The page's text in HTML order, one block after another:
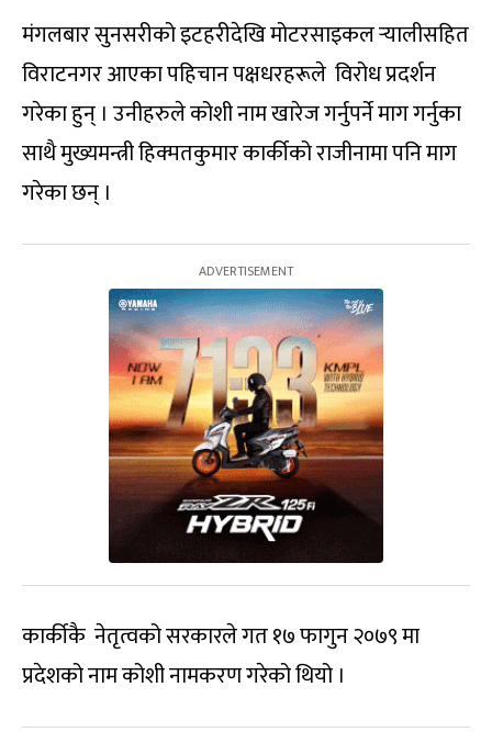
मंगलबार सुनसरीको इटहरीदेखि मोटरसाइकल र्‍यालीसहित
विराटनगर आएका पहिचान पक्षधरहरूले विरोध प्रदर्शन
गरेका हुन् । उनीहरुले कोशी नाम खारेज गर्नुपर्ने माग गर्नुका
साथै मुख्यमन्त्री हिक्मतकुमार कार्कीको राजीनामा पनि माग
गरेका छन् ।
कार्कीकै नेतृत्वको सरकारले गत १७ फागुन २०७९ मा
प्रदेशको नाम कोशी नामकरण गरेको थियो ।